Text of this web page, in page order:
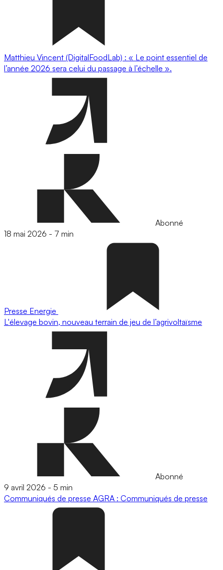
Matthieu Vincent (DigitalFoodLab) : « Le point essentiel de
l’année 2026 sera celui du passage à l’échelle ».
Abonné
18 mai 2026 - 7 min
Presse Energie
L'élevage bovin, nouveau terrain de jeu de l’agrivoltaïsme
Abonné
9 avril 2026 - 5 min
Communiqués de presse AGRA : Communiqués de presse